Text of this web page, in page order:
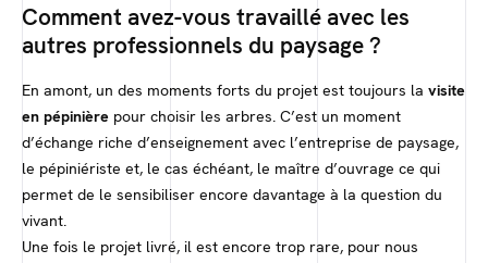
Comment avez-vous travaillé avec les
autres professionnels du paysage ?
En amont, un des moments forts du projet est toujours la visite
en pépinière pour choisir les arbres. C’est un moment
d’échange riche d’enseignement avec l’entreprise de paysage,
le pépiniériste et, le cas échéant, le maître d’ouvrage ce qui
permet de le sensibiliser encore davantage à la question du
vivant.
Une fois le projet livré, il est encore trop rare, pour nous